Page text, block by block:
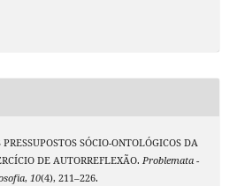
SÓCIO-ONTOLÓGICOS DA
DE AUTORREFLEXÃO. Problemata -
, 10(4), 211–226.